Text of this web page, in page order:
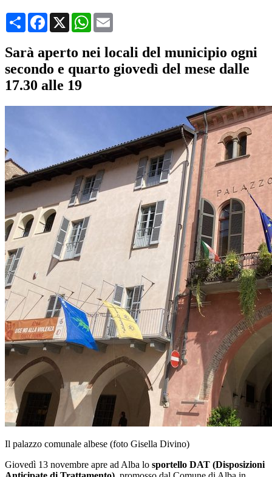
CondividiFacebook
X WhatsApp
Sarà aperto nei locali del municipio ogni
secondo e quarto giovedì del mese dalle
17.30 alle 19
Il palazzo comunale albese (foto Gisella Divino)
Giovedì 13 novembre apre ad Alba lo sportello DAT (Disposizioni